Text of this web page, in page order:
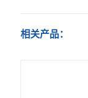
相关产品：